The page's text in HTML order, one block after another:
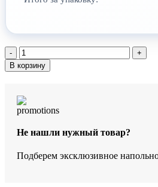
Количество
товара
SPC-
StoneWood
Крузейро
SW
В корзину
Не нашли нужный товар?
Подберем эксклюзивное